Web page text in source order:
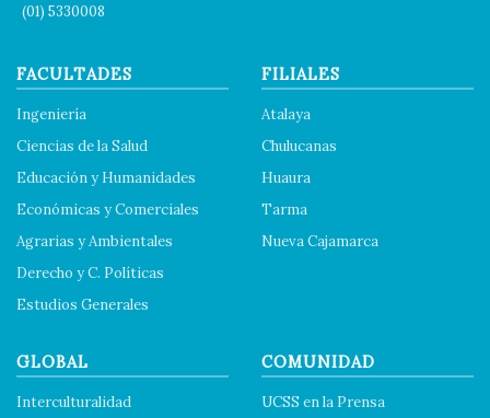
(01) 5330008
FACULTADES
Ingeniería
Ciencias de la Salud
Educación y Humanidades
Económicas y Comerciales
Agrarias y Ambientales
Derecho y C. Políticas
Estudios Generales
FILIALES
Atalaya
Chulucanas
Huaura
Tarma
Nueva Cajamarca
GLOBAL
Interculturalidad
COMUNIDAD
UCSS en la Prensa